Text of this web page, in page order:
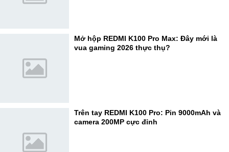
Mở hộp REDMI K100 Pro Max: Đây mới là
vua gaming 2026 thực thụ?
Trên tay REDMI K100 Pro: Pin 9000mAh và
camera 200MP cực đỉnh